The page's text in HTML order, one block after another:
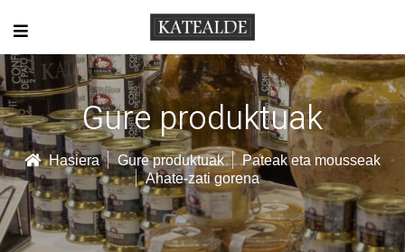
Gure produktuak
Hasiera Gure produktuak
Pateak eta mousseak
Ahate-zati gorena